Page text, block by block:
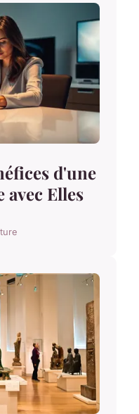
d'une
avec Elles